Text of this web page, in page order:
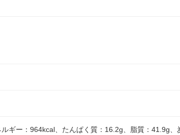
ルギー：964kcal、たんぱく質：16.2g、脂質：41.9g、